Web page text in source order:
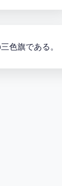
色旗である。